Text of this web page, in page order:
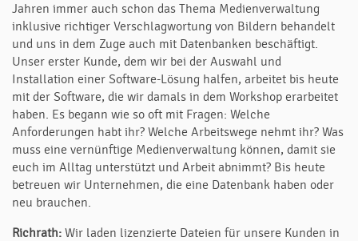
Jahren immer auch schon das Thema Medienverwaltung
inklusive richtiger Verschlagwortung von Bildern behandelt
und uns in dem Zuge auch mit Datenbanken beschäftigt.
Unser erster Kunde, dem wir bei der Auswahl und
Installation einer Software-Lösung halfen, arbeitet bis heute
mit der Software, die wir damals in dem Workshop erarbeitet
haben. Es begann wie so oft mit Fragen: Welche
Anforderungen habt ihr? Welche Arbeitswege nehmt ihr? Was
muss eine vernünftige Medienverwaltung können, damit sie
euch im Alltag unterstützt und Arbeit abnimmt? Bis heute
betreuen wir Unternehmen, die eine Datenbank haben oder
neu brauchen.
Richrath: Wir laden lizenzierte Dateien für unsere Kunden in